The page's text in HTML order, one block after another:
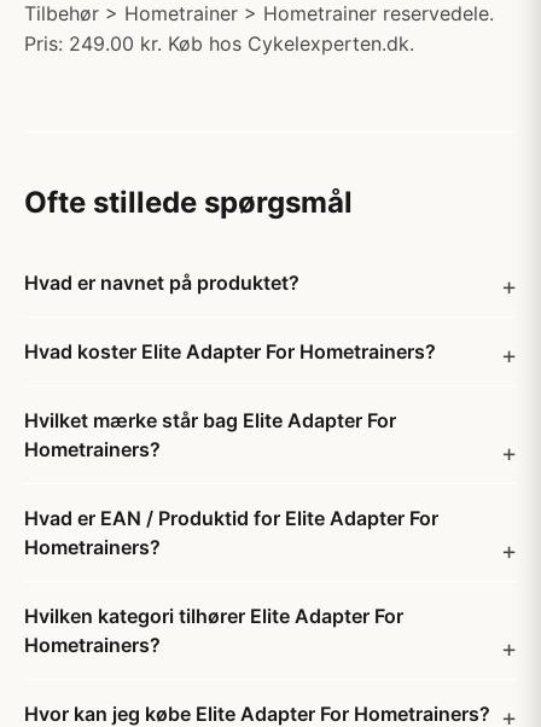
Tilbehør > Hometrainer > Hometrainer reservedele.
Pris: 249.00 kr. Køb hos Cykelexperten.dk.
Ofte stillede spørgsmål
Hvad er navnet på produktet?
Hvad koster Elite Adapter For Hometrainers?
Hvilket mærke står bag Elite Adapter For
Hometrainers?
Hvad er EAN / Produktid for Elite Adapter For
Hometrainers?
Hvilken kategori tilhører Elite Adapter For
Hometrainers?
Hvor kan jeg købe Elite Adapter For Hometrainers?